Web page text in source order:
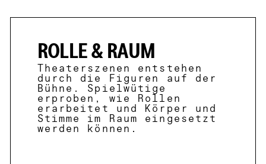
ROLLE & RAUM
Theaterszenen entstehen
durch die Figuren auf der
Bühne. Spielwütige
erproben, wie Rollen
erarbeitet und Körper und
Stimme im Raum eingesetzt
werden können.